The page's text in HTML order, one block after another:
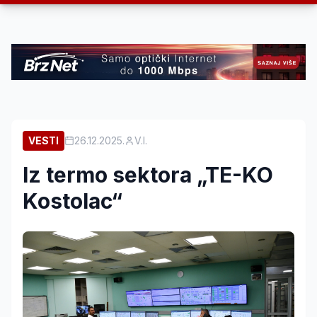
VESTI 26.12.2025. V.I.
Iz termo sektora „TE-KO
Kostolac“